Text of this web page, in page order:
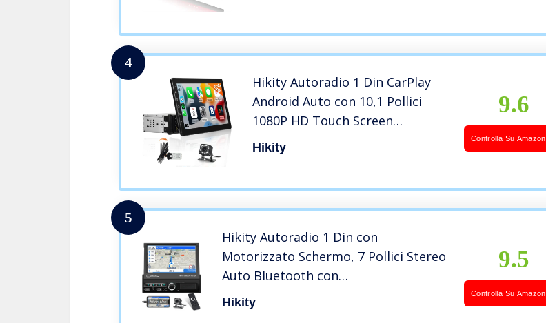
4
Hikity Autoradio 1 Din CarPlay
Android Auto con 10,1 Pollici
1080P HD Touch Screen
Rimovibile Stereo Auto
Bluetooth con Schermo
Hikity
9.6
Controlla Su Amazon
5
Hikity Autoradio 1 Din con
Motorizzato Schermo, 7 Pollici Stereo
Auto Bluetooth con
Schermo/Retrocamera/USB/FM/BT/AUX/TF/SWC,
Touch Screen Autoradio con Mirror
Hikity
9.5
Controlla Su Amazon